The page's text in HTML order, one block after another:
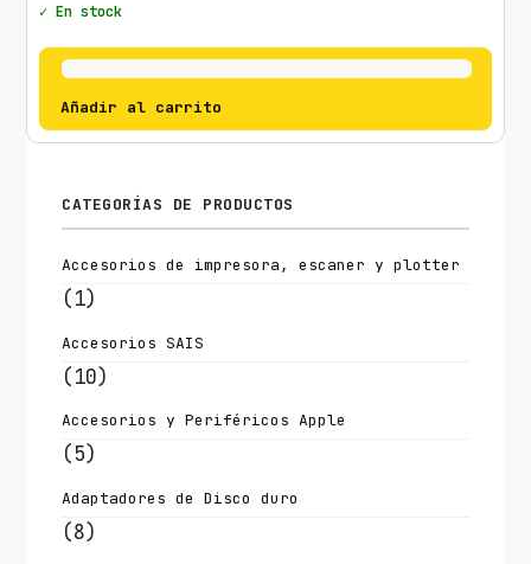
✓ En stock
Añadir al carrito
CATEGORÍAS DE PRODUCTOS
Accesorios de impresora, escaner y plotter
(1)
Accesorios SAIS
(10)
Accesorios y Periféricos Apple
(5)
Adaptadores de Disco duro
(8)